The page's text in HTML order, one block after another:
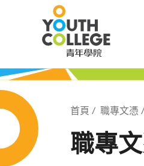
青年學院
Breadcrumb
首頁 職專文憑
職專